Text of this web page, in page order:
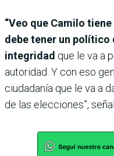
“Veo que Camilo
debe tener un político
integridad que le va a
autoridad. Y con eso
ciudadanía que le va a
de las elecciones”,